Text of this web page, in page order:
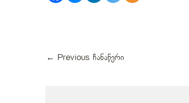
← Previous ჩანაწერი